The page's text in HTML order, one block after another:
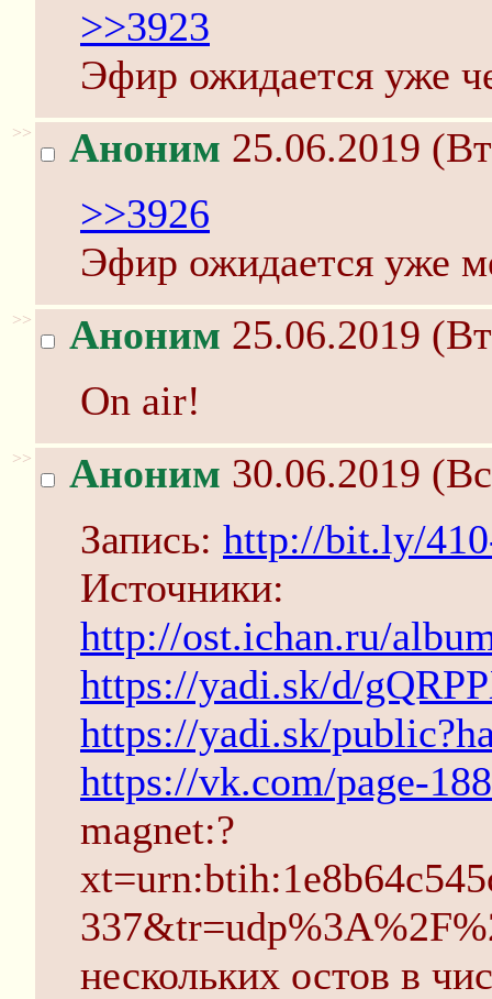
>>3923
Эфир ожидается уже
>> Аноним 25.06.2019
>>3926
Эфир ожидается уже
>> Аноним 25.06.2019
On air!
>> Аноним 30.06.2019
Запись: http://bit.ly/
Источники:
http://ost.ichan.ru/
https://yadi.sk/d/
https://yadi.sk/
https://vk.com/page-
magnet:?
нескольких остов в